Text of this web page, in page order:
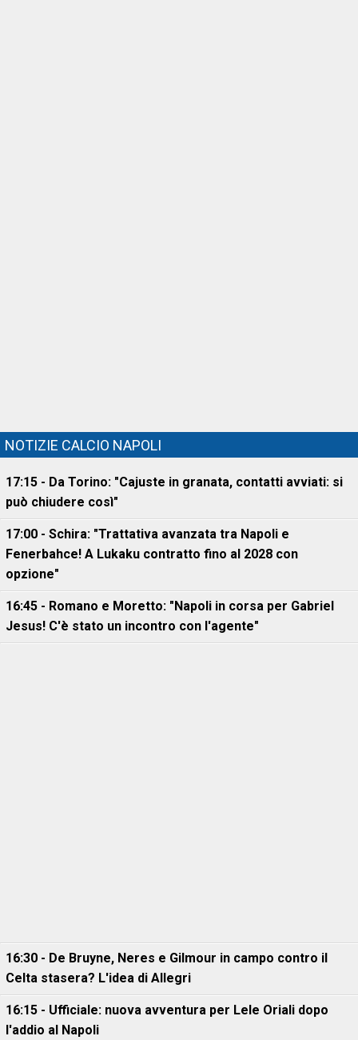
NOTIZIE CALCIO NAPOLI
17:15 - Da Torino: "Cajuste in granata, contatti avviati: si
può chiudere così"
17:00 - Schira: "Trattativa avanzata tra Napoli e
Fenerbahce! A Lukaku contratto fino al 2028 con
opzione"
16:45 - Romano e Moretto: "Napoli in corsa per Gabriel
Jesus! C'è stato un incontro con l'agente"
16:30 - De Bruyne, Neres e Gilmour in campo contro il
Celta stasera? L'idea di Allegri
16:15 - Ufficiale: nuova avventura per Lele Oriali dopo
l'addio al Napoli